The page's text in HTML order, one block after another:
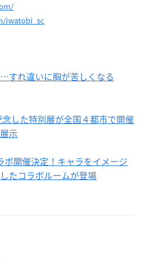
iwatobi_sc
すれ違いに胸が苦しくなる
念した特別展が全国４都市で開催
示
ボ開催決定！キャラをイメージ
たコラボルームが登場